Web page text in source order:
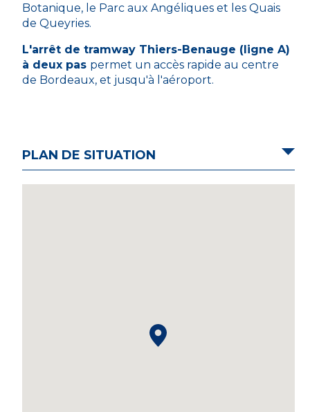
Botanique, le Parc aux Angéliques et les Quais
de Queyries.
L'arrêt de tramway Thiers-Benauge (ligne A)
à deux pas permet un accès rapide au centre
de Bordeaux, et jusqu'à l'aéroport.
PLAN DE SITUATION